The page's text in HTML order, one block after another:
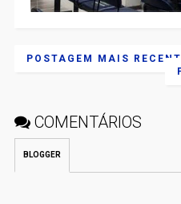
POSTAGEM MAIS
COMENTÁRIOS
BLOGGER